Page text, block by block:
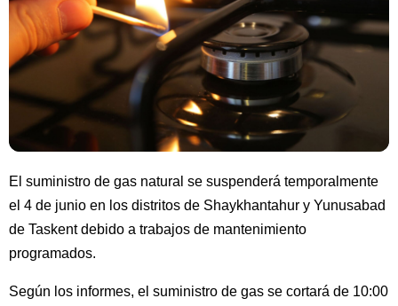
El suministro de gas natural se suspenderá temporalmente
el 4 de junio en los distritos de Shaykhantahur y Yunusabad
de Taskent debido a trabajos de mantenimiento
programados.
Según los informes, el suministro de gas se cortará de 10:00